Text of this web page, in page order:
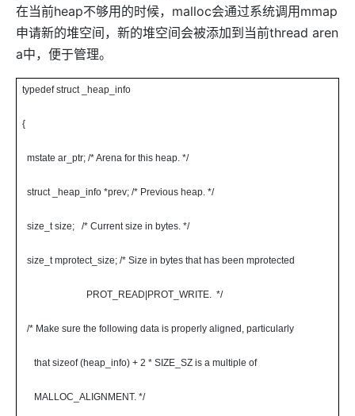
在当前heap不够用的时候， malloc会通过系统调用 mmap
申请新的堆空间，新的堆空间会被添加到当前thread aren
a中，便于管理。
typedef struct _heap_info
{
mstate ar_ptr; /* Arena for this heap. */
struct _heap_info *prev; /* Previous heap. */
size_t size; /* Current size in bytes. */
size_t mprotect_size; /* Size in bytes that has been mprotected
PROT_READ|PROT_WRITE. */
/* Make sure the following data is properly aligned, particularly
that sizeof (heap_info) + 2 * SIZE_SZ is a multiple of
MALLOC_ALIGNMENT. */